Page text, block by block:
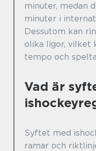
minuter, medan
minuter i
Dessutom kan
olika ligor, vilket
tempo och
Vad är
Syftet med
ramar och